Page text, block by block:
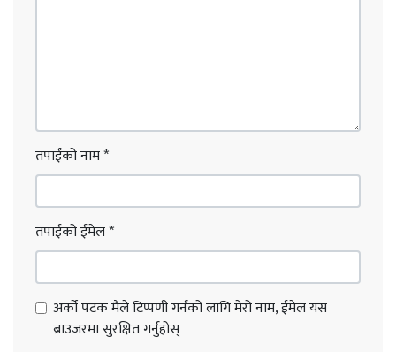
तपाईंको नाम*
तपाईंको ईमेल*
अर्को पटक मैले टिप्पणी गर्नको लागि मेरो नाम, ईमेल यस
ब्राउजरमा सुरक्षित गर्नुहोस्